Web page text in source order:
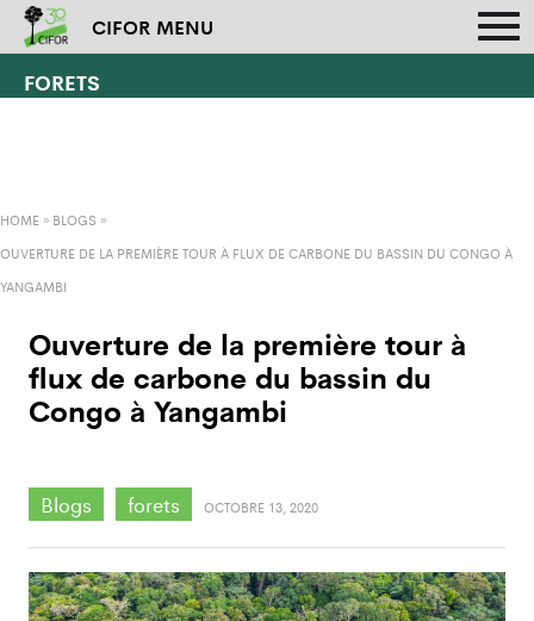
CIFOR MENU
FORETS
HOME » BLOGS »
OUVERTURE DE LA PREMIÈRE TOUR À FLUX DE CARBONE DU BASSIN DU CONGO À
YANGAMBI
Ouverture de la première tour à
flux de carbone du bassin du
Congo à Yangambi
Blogs forets OCTOBRE 13, 2020